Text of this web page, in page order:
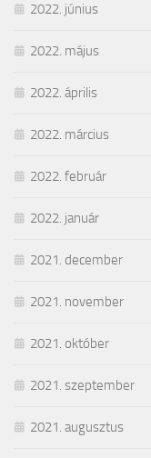
2022. június
2022. május
2022. április
2022. március
2022. február
2022. január
2021. december
2021. november
2021. október
2021. szeptember
2021. augusztus